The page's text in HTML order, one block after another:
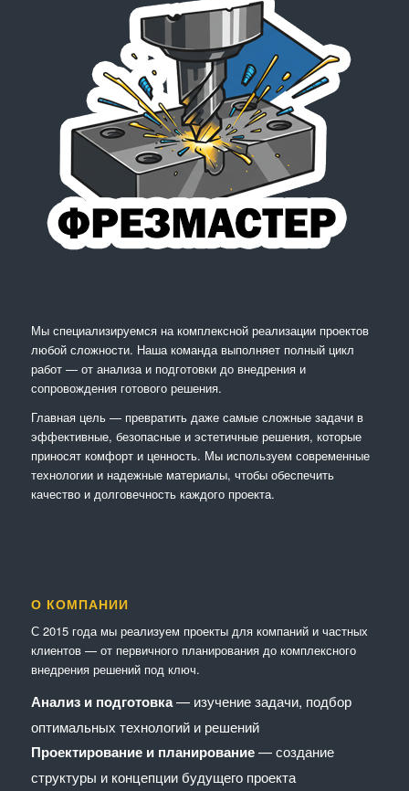
Мы специализируемся на комплексной реализации проектов
любой сложности. Наша команда выполняет полный цикл
работ — от анализа и подготовки до внедрения и
сопровождения готового решения.
Главная цель — превратить даже самые сложные задачи в
эффективные, безопасные и эстетичные решения, которые
приносят комфорт и ценность. Мы используем современные
технологии и надежные материалы, чтобы обеспечить
качество и долговечность каждого проекта.
О КОМПАНИИ
С 2015 года мы реализуем проекты для компаний и частных
клиентов — от первичного планирования до комплексного
внедрения решений под ключ.
Анализ и подготовка— изучение задачи, подбор
оптимальных технологий и решений
Проектирование и планирование— создание
структуры и концепции будущего проекта